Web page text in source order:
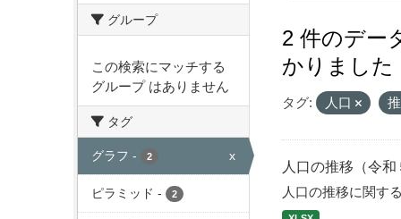
グループ
この検索にマッチする
グループ はありません
タグ
グラフ - 2 x
ピラミッド - 2
2 件のデー
かりました
タグ: 人口
人口の推移（令和
人口の推移に関す